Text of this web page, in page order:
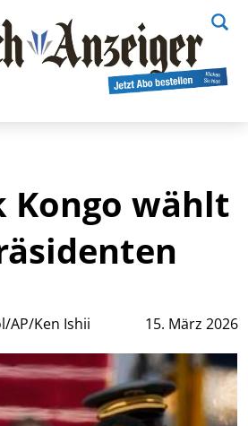
AP/Ken Ishii 15. März 2026
Kongo wählt